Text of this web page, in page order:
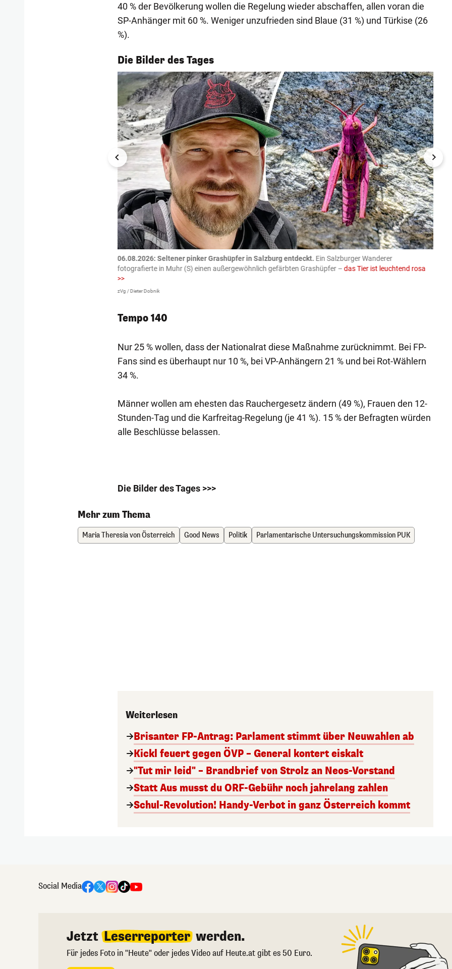
40 % der Bevölkerung wollen die Regelung wieder abschaffen, allen voran die
SP-Anhänger mit 60 %. Weniger unzufrieden sind Blaue (31 %) und Türkise (26
%).
Die Bilder des Tages
1/54
06.08.2026: Seltener pinker Grashüpfer in Salzburg entdeckt. Ein Salzburger Wanderer
fotografierte in Muhr (S) einen außergewöhnlich gefärbten Grashüpfer – das Tier ist leuchtend rosa
>>
zVg / Dieter Dobnik
Tempo 140
Nur 25 % wollen, dass der Nationalrat diese Maßnahme zurücknimmt. Bei FP-
Fans sind es überhaupt nur 10 %, bei VP-Anhängern 21 % und bei Rot-Wählern
34 %.
Männer wollen am ehesten das Rauchergesetz ändern (49 %), Frauen den 12-
Stunden-Tag und die Karfreitag-Regelung (je 41 %). 15 % der Befragten würden
alle Beschlüsse belassen.
Die Bilder des Tages >>>
Mehr zum Thema
Maria Theresia von Österreich Good News Politik Parlamentarische Untersuchungskommission PUK
Weiterlesen
Brisanter FP-Antrag: Parlament stimmt über Neuwahlen ab
Kickl feuert gegen ÖVP – General kontert eiskalt
"Tut mir leid" – Brandbrief von Strolz an Neos-Vorstand
Statt Aus musst du ORF-Gebühr noch jahrelang zahlen
Schul-Revolution! Handy-Verbot in ganz Österreich kommt
Social Media
Jetzt Leserreporter werden.
Für jedes Foto in "Heute" oder jedes Video auf Heute.at gibt es 50 Euro.